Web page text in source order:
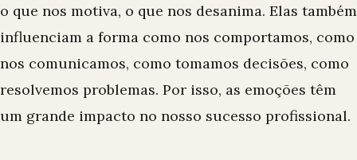
o que nos motiva, o que nos desanima. Elas também
influenciam a forma como nos comportamos, como
nos comunicamos, como tomamos decisões, como
resolvemos problemas. Por isso, as emoções têm
um grande impacto no nosso sucesso profissional.